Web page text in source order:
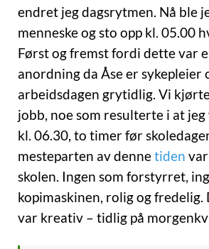
endret jeg dagsrytmen. Nå ble
menneske og sto opp kl. 05.00
Først og fremst fordi dette var
anordning da Åse er sykepleier
arbeidsdagen grytidlig. Vi
jobb, noe som resulterte i at jeg
kl. 06.30, to timer før
mesteparten av dennetiden
skolen. Ingen som forstyrret,
kopimaskinen, rolig og fredelig.
var kreativ – tidlig på